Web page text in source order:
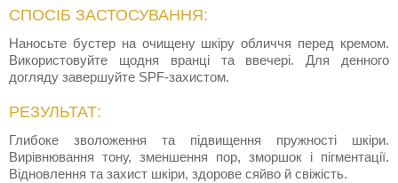
СПОСІБ ЗАСТОСУВАННЯ:
Наносьте бустер на очищену шкіру обличчя перед кремом.
Використовуйте щодня вранці та ввечері. Для денного
догляду завершуйте SPF-захистом.
РЕЗУЛЬТАТ:
Глибоке зволоження та підвищення пружності шкіри.
Вирівнювання тону, зменшення пор, зморшок і пігментації.
Відновлення та захист шкіри, здорове сяйво й свіжість.